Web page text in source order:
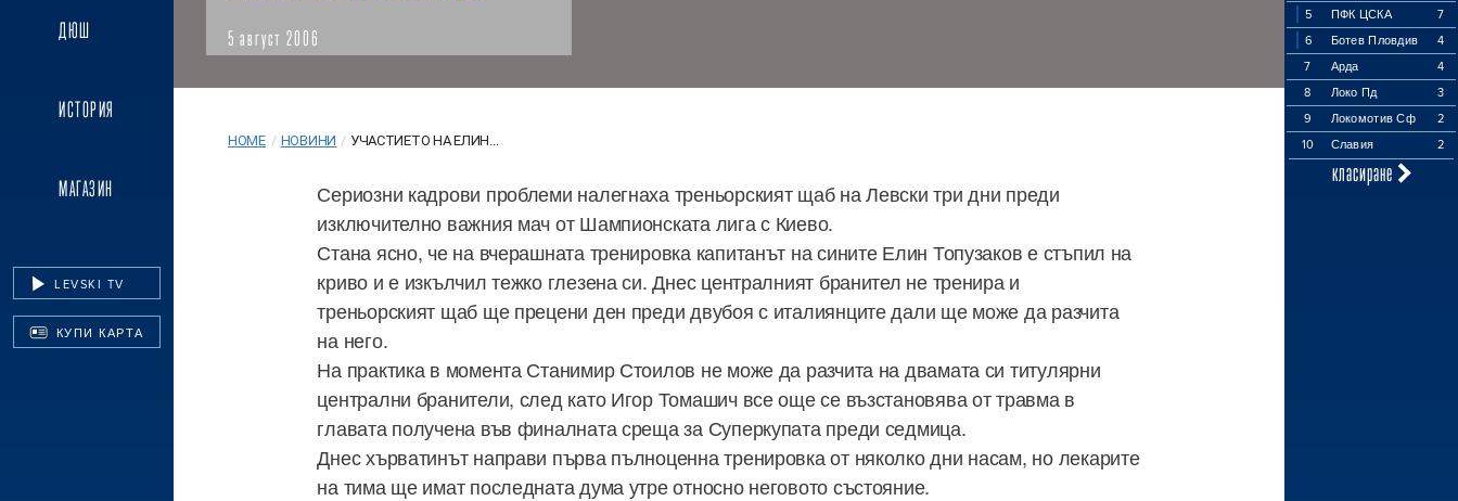
ДЮШ
ИСТОРИЯ
МАГАЗИН
LEVSKI TV
КУПИ КАРТА
5
ПФК ЦСКА
7
6
Ботев Пловдив
4
7
Арда
4
8
Локо Пд
3
9
Локомотив Сф
2
10
Славия 2
класиране
5 август 2006
HOME / НОВИНИ / УЧАСТИЕТО НА ЕЛИН...
Сериозни кадрови проблеми налегнаха треньорският щаб на Левски три дни преди
изключително важния мач от Шампионската лига с Киево.
Стана ясно, че на вчерашната тренировка капитанът на сините Елин Топузаков е стъпил на
криво и е изкълчил тежко глезена си. Днес централният бранител не тренира и
треньорският щаб ще прецени ден преди двубоя с италиянците дали ще може да разчита
на него.
На практика в момента Станимир Стоилов не може да разчита на двамата си титулярни
централни бранители, след като Игор Томашич все още се възстановява от травма в
главата получена във финалната среща за Суперкупата преди седмица.
Днес хърватинът направи първа пълноценна тренировка от няколко дни насам, но лекарите
на тима ще имат последната дума утре относно неговото състояние.